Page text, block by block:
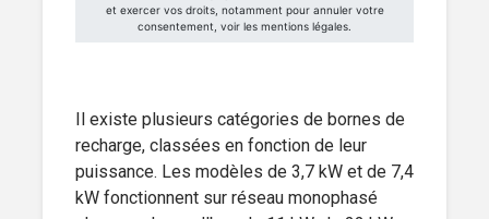
Il existe plusieurs catégories de bornes de
recharge, classées en fonction de leur
puissance. Les modèles de 3,7 kW et de 7,4
kW fonctionnent sur réseau monophasé